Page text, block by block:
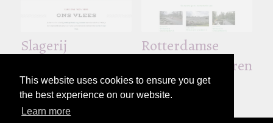
This website uses cookies to ensure you get
the best experience on our website.
Learn more
De Breemer –
Broodjesbar
Ben Peeters –
Boekhouding &
Fiscaliteit
Slagerij
Rotterdamse